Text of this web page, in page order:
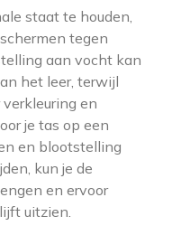
staat te houden,
tegen
aan vocht kan
het leer, terwijl
en
je tas op een
en blootstelling
kun je de
en ervoor
uitzien.